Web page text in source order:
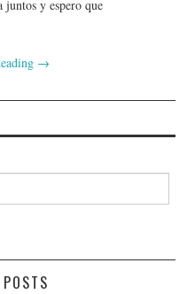
juntos y espero que
→